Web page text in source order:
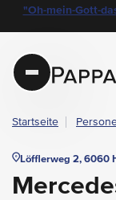
Navigation überspringen
Zum Hauptcontent
Zur Hauptnavigation
layout.table-of-content
Technische Daten
Fahrzeugausstattung
Standort &
Garantie
Ihre Vorteile auf einen
Das könnte Sie auch
Angebote & Aktionen bei
"Oh-mein-Gott-
Startseite
Löfflerweg 2, 6060